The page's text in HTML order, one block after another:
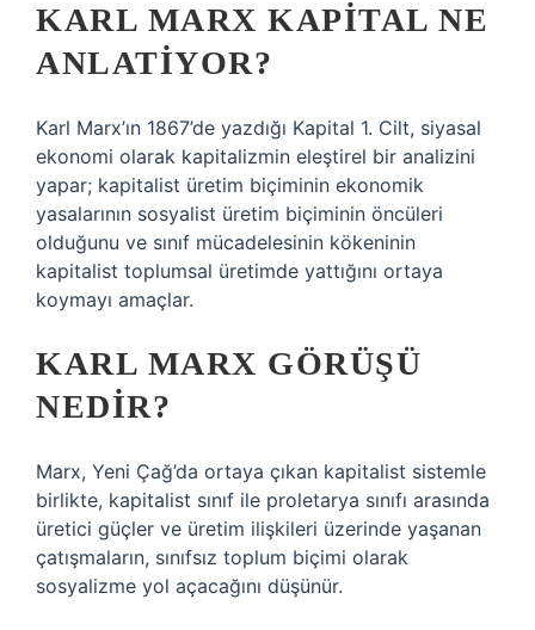
KARL MARX KAPITAL NE
ANLATIYOR?
Karl Marx’ın 1867’de yazdığı Kapital 1. Cilt, siyasal
ekonomi olarak kapitalizmin eleştirel bir analizini
yapar; kapitalist üretim biçiminin ekonomik
yasalarının sosyalist üretim biçiminin öncüleri
olduğunu ve sınıf mücadelesinin kökeninin
kapitalist toplumsal üretimde yattığını ortaya
koymayı amaçlar.
KARL MARX GÖRÜŞÜ
NEDIR?
Marx, Yeni Çağ’da ortaya çıkan kapitalist sistemle
birlikte, kapitalist sınıf ile proletarya sınıfı arasında
üretici güçler ve üretim ilişkileri üzerinde yaşanan
çatışmaların, sınıfsız toplum biçimi olarak
sosyalizme yol açacağını düşünür.